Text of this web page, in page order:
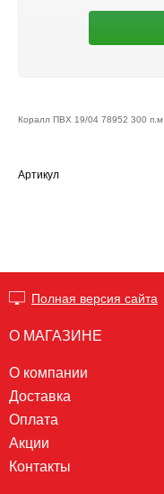
Коралл ПВХ 19/04 78952 300 п.м.
Артикул
Полная версия сайта
О МАГАЗИНЕ
О компании
Доставка
Оплата
Акции
Контакты